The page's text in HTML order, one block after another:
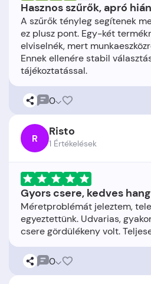
Hasznos szűrők, apró
A szűrők tényleg segítenek
ez plusz pont. Egy-két
elviselnék, mert
Ennek ellenére stabil
0
R Risto
1 Értékelések
Gyors csere, kedves hang
Méretproblémát jeleztem,
egyeztettünk. Udvarias,
0